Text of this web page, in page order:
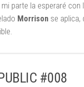
parte la esperaré con
Morrison se aplica,
#008